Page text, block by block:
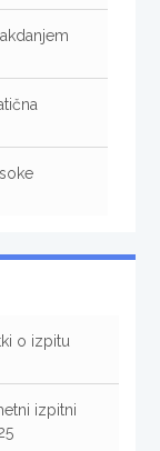
o izpitu
izpitni